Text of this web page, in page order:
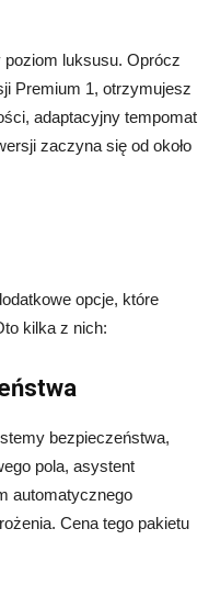
luksusu. Oprócz
Premium 1, otrzymujesz
adaptacyjny tempomat
zaczyna się od około
opcje, które
kilka z nich:
bezpieczeństwa,
pola, asystent
automatycznego
Cena tego pakietu